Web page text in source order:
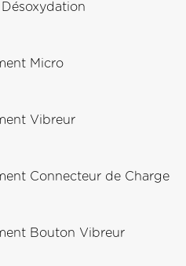
Micro
Vibreur
Connecteur de Charge
Bouton Vibreur